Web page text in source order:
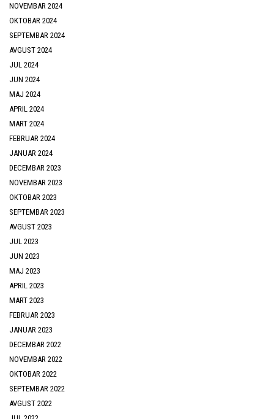
NOVEMBAR 2024
OKTOBAR 2024
SEPTEMBAR 2024
AVGUST 2024
JUL 2024
JUN 2024
MAJ 2024
APRIL 2024
MART 2024
FEBRUAR 2024
JANUAR 2024
DECEMBAR 2023
NOVEMBAR 2023
OKTOBAR 2023
SEPTEMBAR 2023
AVGUST 2023
JUL 2023
JUN 2023
MAJ 2023
APRIL 2023
MART 2023
FEBRUAR 2023
JANUAR 2023
DECEMBAR 2022
NOVEMBAR 2022
OKTOBAR 2022
SEPTEMBAR 2022
AVGUST 2022